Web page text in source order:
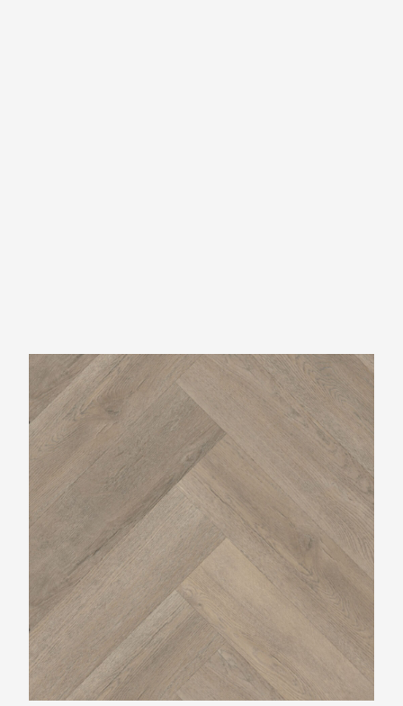
Belakos Palazzo Visgraat XL70